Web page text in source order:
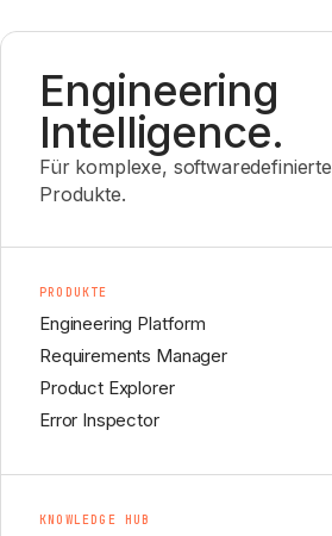
Engineering
Intelligence.
Für komplexe, softwaredefinierte
Produkte.
PRODUKTE
Engineering Platform
Requirements Manager
Product Explorer
Error Inspector
KNOWLEDGE HUB